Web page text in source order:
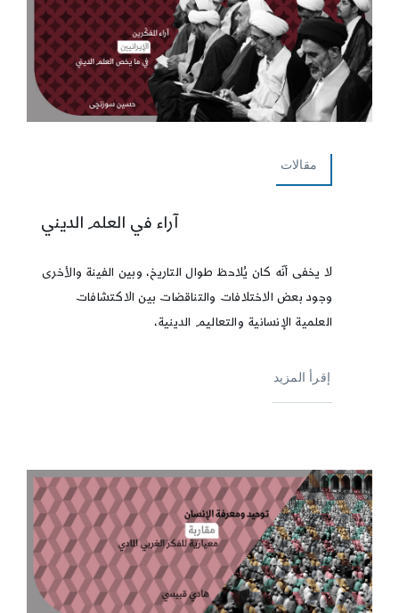
مقالات
آراء في العلم الديني
لا يخفى أنّه كان يُلاحظ طوال التاريخ، وبين الفينة والأخرى
وجود بعض الاختلافات والتناقضات بين الاكتشافات
العلمية الإنسانية والتعاليم الدينية،
إقرأ المزيد